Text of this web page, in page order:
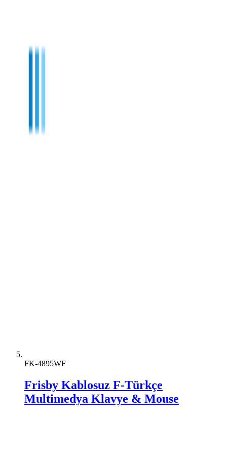
FK-4895WF
Frisby Kablosuz F-Türkçe
Multimedya Klavye & Mouse